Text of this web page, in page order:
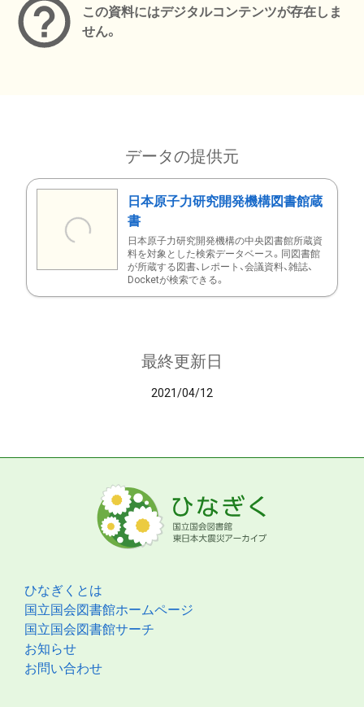
この資料にはデジタルコンテンツが存在しま
せん。
データの提供元
日本原子力研究開発機構図書館蔵
書
日本原子力研究開発機構の中央図書館所蔵資
料を対象とした検索データベース。同図書館
が所蔵する図書、レポート、会議資料、雑誌、
Docketが検索できる。
最終更新日
2021/04/12
ひなぎくとは
国立国会図書館ホームページ
国立国会図書館サーチ
お知らせ
お問い合わせ